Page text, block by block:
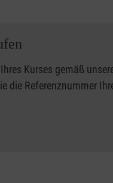
Kurses gemäß
die Referenznummer